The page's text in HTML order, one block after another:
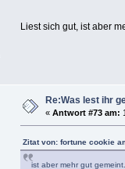
Liest sich gut, ist aber
Re:Was lest ihr
«Antwort #73 am:
Zitat von: fortune cookie
ist aber mehr gut gemeint.